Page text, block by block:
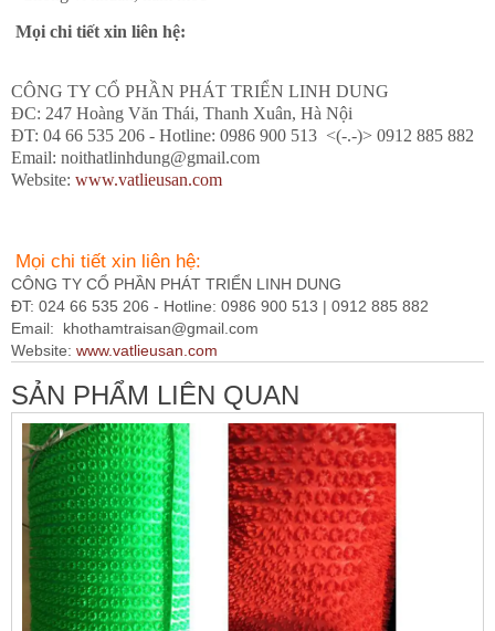
Mọi chi tiết xin liên hệ:
CÔNG TY CỔ PHẦN PHÁT TRIỂN LINH DUNG
ĐC: 247 Hoàng Văn Thái, Thanh Xuân, Hà Nội
ĐT: 04 66 535 206 - Hotline: 0986 900 513 <(-.-)> 0912 885 882
Email: noithatlinhdung@gmail.com
Website: www.vatlieusan.com
Mọi chi tiết xin liên hệ:
CÔNG TY CỔ PHẦN PHÁT TRIỂN LINH DUNG
ĐT: 024 66 535 206 - Hotline: 0986 900 513 | 0912 885 882
Email:
khothamtraisan@gmail.com
Website: www.vatlieusan.com
SẢN PHẨM LIÊN QUAN